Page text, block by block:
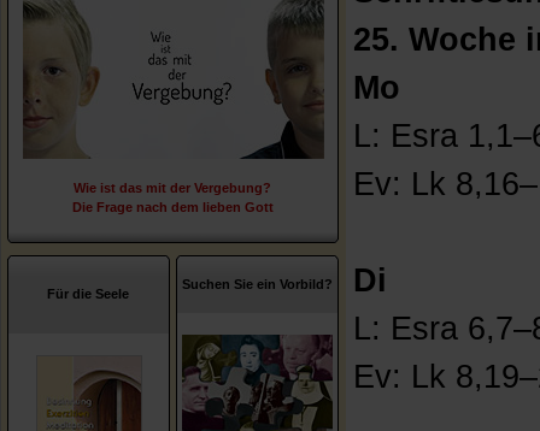
Wie ist das mit der Vergebung?
Die Frage nach dem lieben Gott
Für die Seele
Suchen Sie ein Vorbild?
25. Woche
Mo
L: Esra
Ev: Lk
Di
L: Esra
Ev: Lk